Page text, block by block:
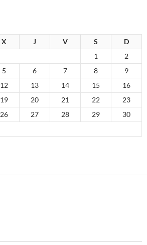
X J V S
D
1
2
5 6 7 8
9
12 13 14 15
16
19 20 21 22
23
26 27 28 29
30